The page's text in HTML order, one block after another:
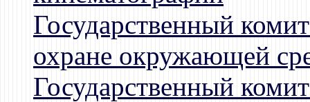
Государственный
охране окружающей
Государственный